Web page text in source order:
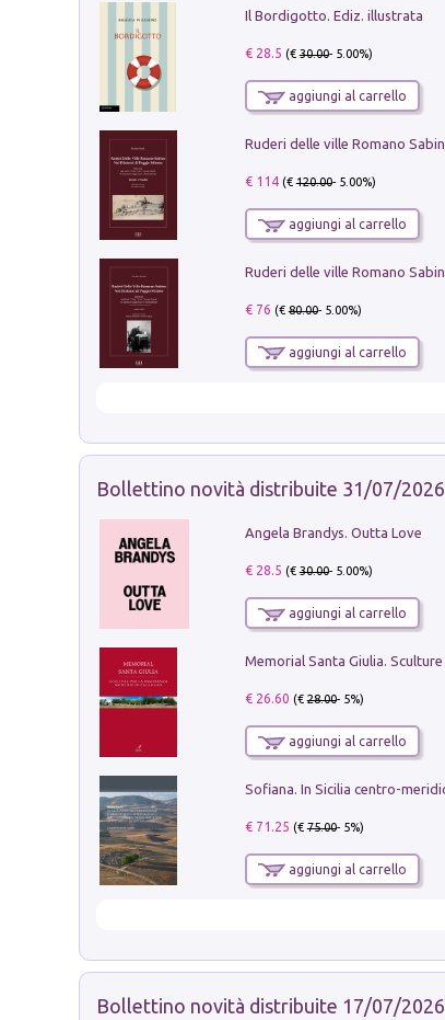
Il Bordigotto. Ediz. illustrata
€ 28.5 (€30.00- 5.00%)
aggiungi al carrello
€ 114(€120.00- 5.00%)
aggiungi al carrello
€ 76 (€80.00- 5.00%)
aggiungi al carrello
Bollettino novità distribuite 31/07/2026
Angela Brandys. Outta Love
€ 28.5 (€30.00- 5.00%)
aggiungi al carrello
€ 26.60 (€28.00- 5%)
aggiungi al carrello
€ 71.25 (€75.00- 5%)
aggiungi al carrello
Bollettino novità distribuite 17/07/2026